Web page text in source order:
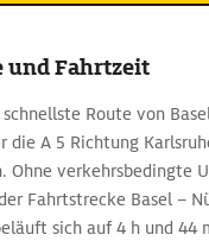
und Fahrtzeit
Route von
die A 5 Richtung
Ohne verkehrsbedingte
Fahrtstrecke Basel –
sich auf 4 h und 44